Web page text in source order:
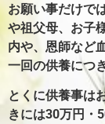
お願い事だけで
や祖父母、お子
内や、恩師など
一回の供養につ
とくに供養事は
きには30万円・